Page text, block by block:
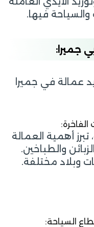
فيها.
جميرا:
عمالة في جميرا
أهمية العمالة
والطباخين.
وبلاد مختلفة.
السياحة: